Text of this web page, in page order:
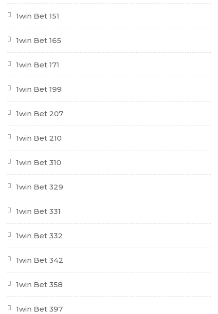
1win Bet 151
1win Bet 165
1win Bet 171
1win Bet 199
1win Bet 207
1win Bet 210
1win Bet 310
1win Bet 329
1win Bet 331
1win Bet 332
1win Bet 342
1win Bet 358
1win Bet 397